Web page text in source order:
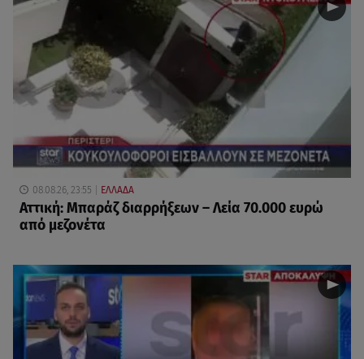
08.08.26, 23:55 ΕΛΛΑΔΑ
Αττική: Μπαράζ διαρρήξεων – Λεία 70.000 ευρώ
από μεζονέτα